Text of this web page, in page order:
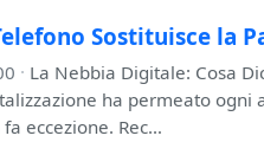
Sostituisce la
· La Nebbia Digitale: Cosa
ha permeato ogni
fa eccezione. Rec…